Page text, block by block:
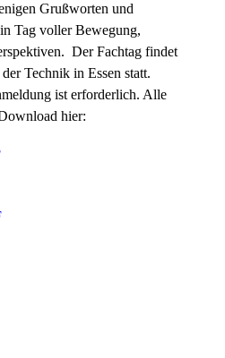
Grußworten und
Tag voller Bewegung,
Der Fachtag findet
Technik in Essen statt.
ist erforderlich. Alle
hier: